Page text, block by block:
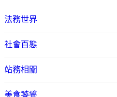
法務世界
社會百態
站務相關
美食饕餮